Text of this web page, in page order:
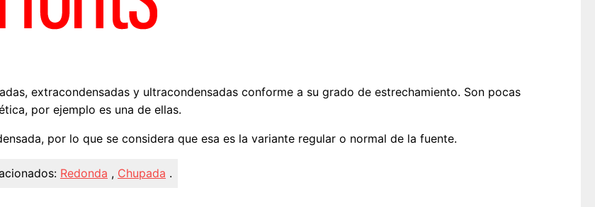
extracondensadas y ultracondensadas conforme a su grado de estrechamiento. Son pocas
por ejemplo es una de ellas.
por lo que se considera que esa es la variante regular o normal de la fuente.
Redonda , Chupada .